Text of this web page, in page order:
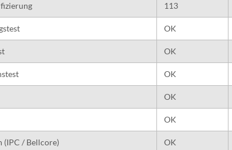
113
OK
OK
OK
OK
OK
/ Bellcore) OK